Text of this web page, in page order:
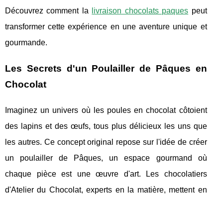
Découvrez comment la
livraison chocolats paques peut
transformer cette expérience en une aventure unique et
gourmande.
Les Secrets d'un Poulailler de Pâques en
Chocolat
Imaginez un univers où les poules en chocolat côtoient
des lapins et des œufs, tous plus délicieux les uns que
les autres. Ce concept original repose sur l'idée de créer
un poulailler de Pâques, un espace gourmand où
chaque pièce est une œuvre d'art. Les chocolatiers
d'Atelier du Chocolat, experts en la matière, mettent en